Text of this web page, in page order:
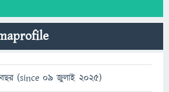
(since 09 জুলাই 2025)